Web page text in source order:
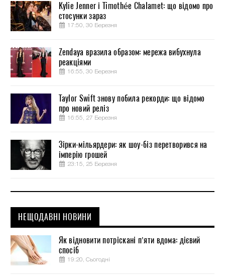
Kylie Jenner і Timothée Chalamet: що відомо про
стосунки зараз
17:50, 30 Березня
Zendaya вразила образом: мережа вибухнула
реакціями
16:55, 30 Березня
Taylor Swift знову побила рекорди: що відомо
про новий реліз
16:55, 27 Березня
Зірки-мільярдери: як шоу-біз перетворився на
імперію грошей
23:15, 25 Березня
НЕЩОДАВНІ НОВИНИ
Як відновити потріскані п’яти вдома: дієвий
спосіб
19:20, Сьогодні